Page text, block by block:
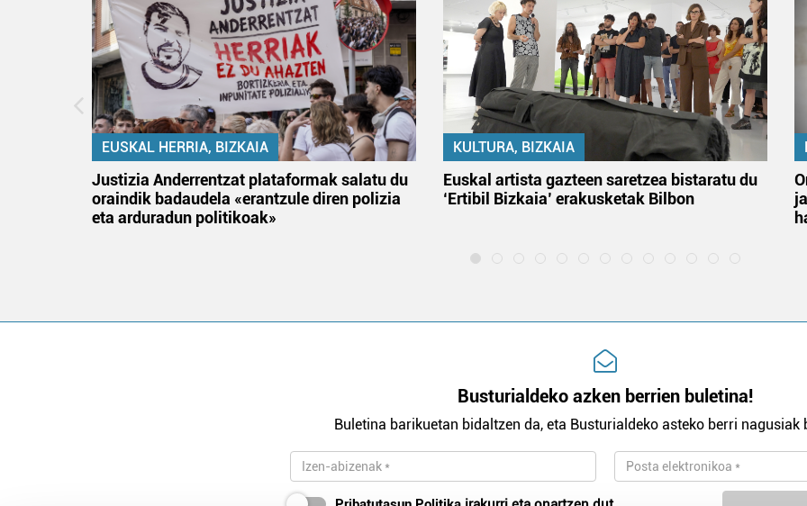
EUSKAL HERRIA, BIZKAIA
Justizia Anderrentzat plataformak salatu du
oraindik badaudela «erantzule diren polizia
eta arduradun politikoak»
KULTURA, BIZKAIA
Euskal artista gazteen saretzea bistaratu du
‘Ertibil Bizkaia’ erakusketak Bilbon
Busturialdeko azken berrien buletina!
Buletina barikuetan bidaltzen da, eta Busturialdeko asteko berri nagusiak